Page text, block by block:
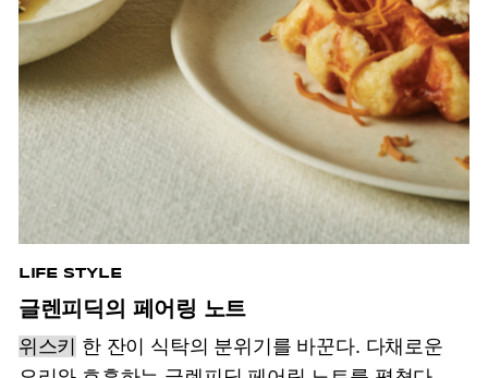
LIFE STYLE
글렌피딕의 페어링 노트
위스키 한 잔이 식탁의 분위기를 바꾼다. 다채로운